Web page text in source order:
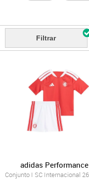
Filtrar
adidas Performance